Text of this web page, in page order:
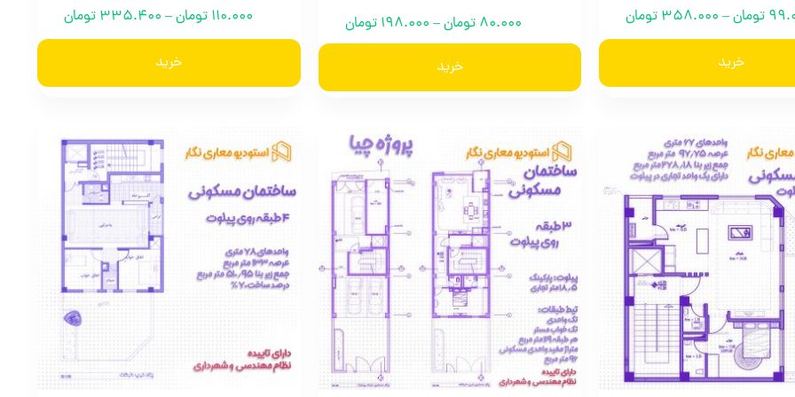
تومان–
358.000 تومان
خرید
80.000 تومان–
198.000 تومان
خرید
110.000 تومان–
335.400 تومان
خرید